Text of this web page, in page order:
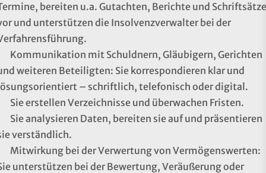
bereiten u.a. Gutachten, Berichte und Schriftsätze
und unterstützen die Insolvenzverwalter bei der
Kommunikation mit Schuldnern, Gläubigern, Gerichten
weiteren Beteiligten: Sie korrespondieren klar und
– schriftlich, telefonisch oder digital.
Sie erstellen Verzeichnisse und überwachen Fristen.
Sie analysieren Daten, bereiten sie auf und präsentieren
verständlich.
Mitwirkung bei der Verwertung von Vermögenswerten:
unterstützen bei der Bewertung, Veräußerung oder